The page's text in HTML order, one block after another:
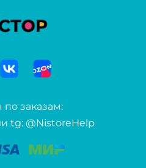
заказам:
tg: @NistoreHelp